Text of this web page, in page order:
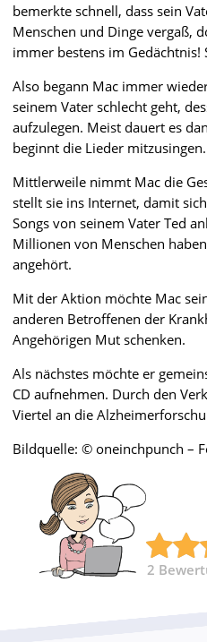
bemerkte schnell, dass sein
Menschen und Dinge vergaß,
immer bestens im Gedächtnis!
Also begann Mac immer
seinem Vater schlecht geht,
aufzulegen. Meist dauert es
beginnt die Lieder mitzusingen.
Mittlerweile nimmt Mac die
stellt sie ins Internet, damit
Songs von seinem Vater Ted
Millionen von Menschen
angehört.
Mit der Aktion möchte Mac
anderen Betroffenen der
Angehörigen Mut schenken.
Als nächstes möchte er
CD aufnehmen. Durch den
Viertel an die
Bildquelle: © oneinchpunch –
2